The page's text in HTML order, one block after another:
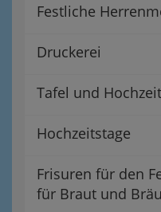
Festliche
Druckerei
Tafel und
Hochzeitstage
Frisuren für den
für Braut und